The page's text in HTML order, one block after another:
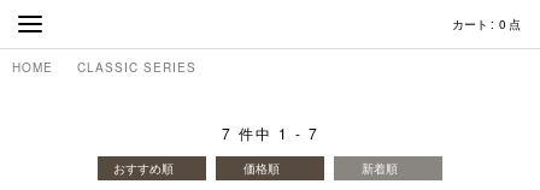
カート 0 点
HOME CLASSIC SERIES
7 件中 1 - 7
おすすめ順 価格順 新着順